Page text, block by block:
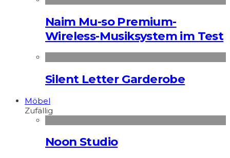
Naim Mu-so Premium-
Wireless-Musiksystem im Test
Silent Letter Garderobe
Möbel
Zufällig
Noon Studio